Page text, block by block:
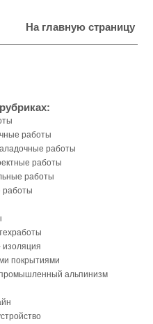
На главную страницу
работы
работы
работы
работы
работы
изоляция
покрытиями
альпинизм